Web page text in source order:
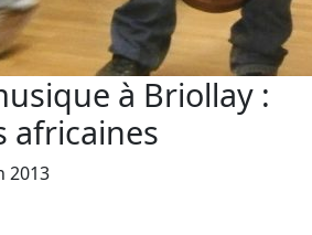
à Briollay :
africaines
2013